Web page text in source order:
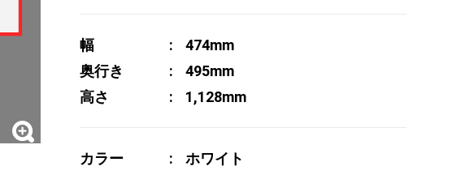
幅
474mm
奥行き
495mm
高さ
1,128mm
カラー ホワイト